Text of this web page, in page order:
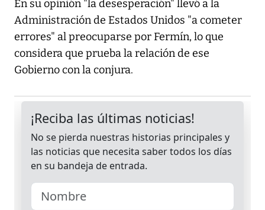
En su opinión "la desesperación" llevó a la
Administración de Estados Unidos "a cometer
errores" al preocuparse por Fermín, lo que
considera que prueba la relación de ese
Gobierno con la conjura.